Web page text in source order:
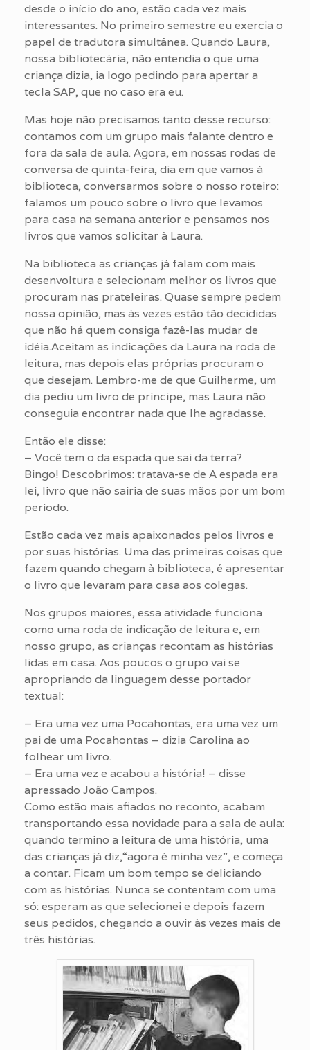
desde o início do ano, estão cada vez mais
interessantes. No primeiro semestre eu exercia o
papel de tradutora simultânea. Quando Laura,
nossa bibliotecária, não entendia o que uma
criança dizia, ia logo pedindo para apertar a
tecla SAP, que no caso era eu.
Mas hoje não precisamos tanto desse recurso:
contamos com um grupo mais falante dentro e
fora da sala de aula. Agora, em nossas rodas de
conversa de quinta-feira, dia em que vamos à
biblioteca, conversarmos sobre o nosso roteiro:
falamos um pouco sobre o livro que levamos
para casa na semana anterior e pensamos nos
livros que vamos solicitar à Laura.
Na biblioteca as crianças já falam com mais
desenvoltura e selecionam melhor os livros que
procuram nas prateleiras. Quase sempre pedem
nossa opinião, mas às vezes estão tão decididas
que não há quem consiga fazê-las mudar de
idéia.Aceitam as indicações da Laura na roda de
leitura, mas depois elas próprias procuram o
que desejam. Lembro-me de que Guilherme, um
dia pediu um livro de príncipe, mas Laura não
conseguia encontrar nada que lhe agradasse.
Então ele disse:
– Você tem o da espada que sai da terra?
Bingo! Descobrimos: tratava-se de A espada era
lei, livro que não sairia de suas mãos por um bom
período.
Estão cada vez mais apaixonados pelos livros e
por suas histórias. Uma das primeiras coisas que
fazem quando chegam à biblioteca, é apresentar
o livro que levaram para casa aos colegas.
Nos grupos maiores, essa atividade funciona
como uma roda de indicação de leitura e, em
nosso grupo, as crianças recontam as histórias
lidas em casa. Aos poucos o grupo vai se
apropriando da linguagem desse portador
textual:
– Era uma vez uma Pocahontas, era uma vez um
pai de uma Pocahontas – dizia Carolina ao
folhear um livro.
– Era uma vez e acabou a história! – disse
apressado João Campos.
Como estão mais afiados no reconto, acabam
transportando essa novidade para a sala de aula:
quando termino a leitura de uma história, uma
das crianças já diz,“agora é minha vez”, e começa
a contar. Ficam um bom tempo se deliciando
com as histórias. Nunca se contentam com uma
só: esperam as que selecionei e depois fazem
seus pedidos, chegando a ouvir às vezes mais de
três histórias.